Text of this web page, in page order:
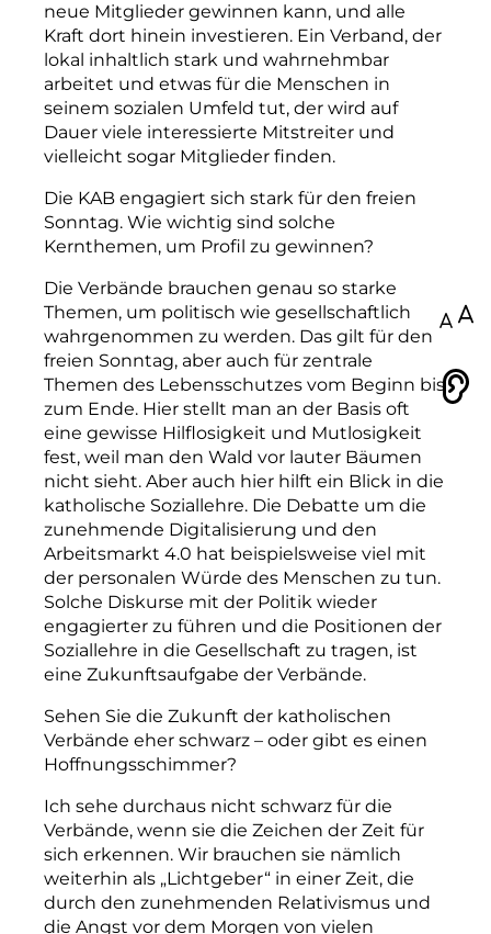
neue Mitglieder gewinnen kann, und alle
Kraft dort hinein investieren. Ein Verband, der
lokal inhaltlich stark und wahrnehmbar
arbeitet und etwas für die Menschen in
seinem sozialen Umfeld tut, der wird auf
Dauer viele interessierte Mitstreiter und
vielleicht sogar Mitglieder finden.
Die KAB engagiert sich stark für den freien
Sonntag. Wie wichtig sind solche
Kernthemen, um Profil zu gewinnen?
Die Verbände brauchen genau so starke
Themen, um politisch wie gesellschaftlich
wahrgenommen zu werden. Das gilt für den
freien Sonntag, aber auch für zentrale
Themen des Lebensschutzes vom Beginn bis
zum Ende. Hier stellt man an der Basis oft
eine gewisse Hilflosigkeit und Mutlosigkeit
fest, weil man den Wald vor lauter Bäumen
nicht sieht. Aber auch hier hilft ein Blick in die
katholische Soziallehre. Die Debatte um die
zunehmende Digitalisierung und den
Arbeitsmarkt 4.0 hat beispielsweise viel mit
der personalen Würde des Menschen zu tun.
Solche Diskurse mit der Politik wieder
engagierter zu führen und die Positionen der
Soziallehre in die Gesellschaft zu tragen, ist
eine Zukunftsaufgabe der Verbände.
Sehen Sie die Zukunft der katholischen
Verbände eher schwarz – oder gibt es einen
Hoffnungsschimmer?
Ich sehe durchaus nicht schwarz für die
Verbände, wenn sie die Zeichen der Zeit für
sich erkennen. Wir brauchen sie nämlich
weiterhin als „Lichtgeber“ in einer Zeit, die
durch den zunehmenden Relativismus und
die Angst vor dem Morgen von vielen
100
Vorlesen